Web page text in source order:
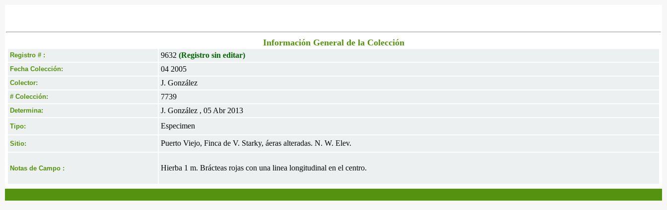
Información General de la Colección
Registro # : 9632 (Registro sin editar)
Fecha Colección: 04 2005
Colector: J. González
# Colección: 7739
Determina: J. González , 05 Abr 2013
Tipo: Especimen
Sitio: Puerto Viejo, Finca de V. Starky, áeras alteradas. N. W. Elev.
Notas de Campo : Hierba 1 m. Brácteas rojas con una linea longitudinal en el centro.